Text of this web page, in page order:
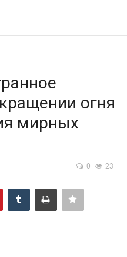
огня
мирных
0 23